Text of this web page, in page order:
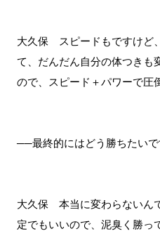
大久保 スピードもですけど
て、だんだん自分の体つきも
ので、スピード＋パワーで圧
──最終的にはどう勝ちたいで
大久保 本当に変わらないん
定でもいいので、泥臭く勝っ